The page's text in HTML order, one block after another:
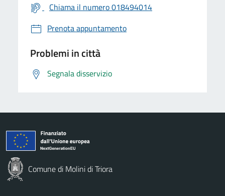
Chiama il numero 018494014
Prenota appuntamento
Problemi in città
Segnala disservizio
Comune di Molini di Triora